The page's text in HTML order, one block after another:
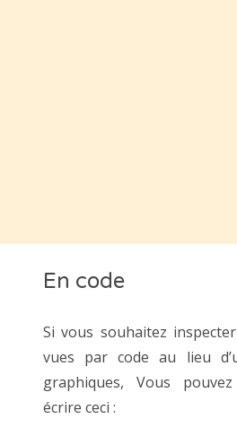
En code
Si vous souhaitez
vues par code au lieu
graphiques, Vous
écrire ceci :